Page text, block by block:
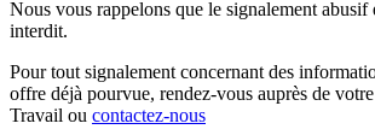
Nous vous rappelons que le signalement abusif
interdit.
Pour tout signalement concernant des
offre déjà pourvue, rendez-vous auprès de
Travail ou contactez-nous